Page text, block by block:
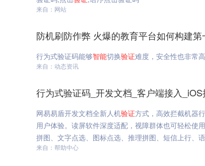
来自：网站
防机刷防作弊 火爆的教育平台如何构建
行为式验证码能够智能切换验证难度，安全性也非常
来自：动态资讯
行为式验证码_开发文档_客户端接入
网易易盾开发文档全新人机验证方式，高效拦截机器
用户体验。读屏软件深度适配，视障群体也可轻松使
拼图、文字点选、图标点选、推理拼图、短信上行、
来自：帮助中心